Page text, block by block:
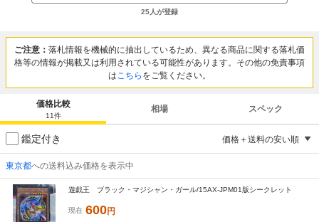
25人が登録
ご注意： 落札情報を機械的に抽出しているため、異なる商品に関する落札価
格等の情報が掲載又は利用されている可能性があります。その他の免責事項
はこちら をご覧ください。
価格比較
11件
相場 スペック
鑑定付き 価格＋送料の安い順
東京都への送料込み価格を表示中
遊戯王 ブラック・マジシャン・ガール/15AX-JPM01版シークレット
現在 600円